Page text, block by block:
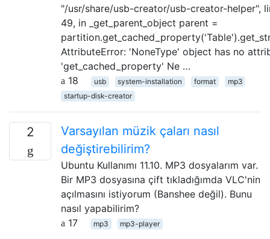
"/usr/share/usb-creator/usb-creator-helper",
49, in _get_parent_object parent =
AttributeError: 'NoneType' object has no
'get_cached_property' Ne …
18
usb system-installation format
mp3
startup-disk-creator
2
Varsayılan müzik çaları nasıl
değiştirebilirim?
Ubuntu Kullanımı 11.10. MP3 dosyalarım var.
Bir MP3 dosyasına çift tıkladığımda VLC'nin
açılmasını istiyorum (Banshee değil). Bunu
nasıl yapabilirim?
17
mp3 mp3-player